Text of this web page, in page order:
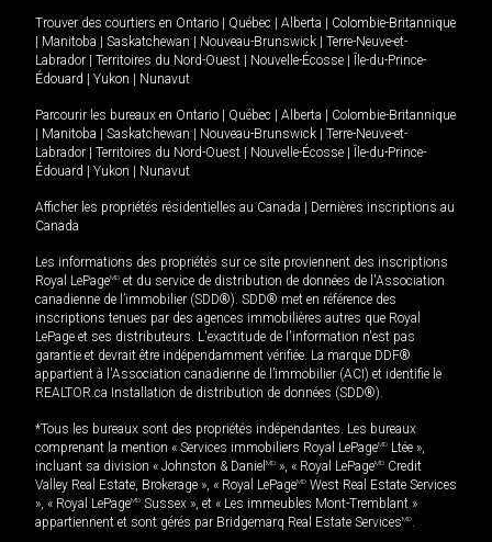
Trouver des courtiers en Ontario Québec Alberta
Colombie-Britannique
Manitoba Saskatchewan Nouveau-Brunswick
Terre-Neuve-et-
Labrador
Territoires du Nord-Ouest Nouvelle-Écosse
Île-du-Prince-
Édouard
Yukon Nunavut
Parcourir les bureaux en Ontario Québec Alberta
Colombie-Britannique
Manitoba Saskatchewan Nouveau-Brunswick
Terre-Neuve-et-
Labrador
Territoires du Nord-Ouest Nouvelle-Écosse
Île-du-Prince-
Édouard
Yukon Nunavut
Afficher les propriétés résidentielles au Canada
Dernières inscriptions au
Canada
Les informations des propriétés sur ce site proviennent des inscriptions
Royal LePageMD et du service de distribution de données de l'Association
canadienne de l’immobilier (SDD®). SDD® met en référence des
inscriptions tenues par des agences immobilières autres que Royal
LePage et ses distributeurs. L'exactitude de l'information n'est pas
garantie et devrait être indépendamment vérifiée. La marque DDF®
appartient à l'Association canadienne de l’immobilier (ACI) et identifie le
REALTOR.ca Installation de distribution de données (SDD®).
*Tous les bureaux sont des propriétés indépendantes. Les bureaux
comprenant la mention « Services immobiliers Royal LePageMD Ltée »,
incluant sa division « Johnston & Daniel MD », « Royal LePageMD Credit
Valley Real Estate, Brokerage », « Royal LePageMD West Real Estate Services
», « Royal LePageMD Sussex », et « Les immeubles Mont-Tremblant »
appartiennent et sont gérés par Bridgemarq Real Estate ServicesMD.